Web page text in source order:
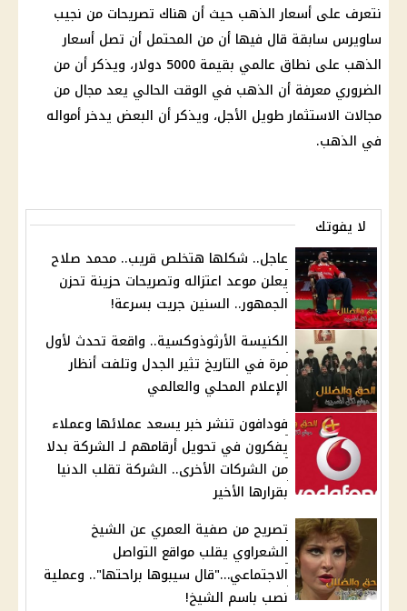
نتعرف على أسعار الذهب حيث أن هناك تصريحات من نجيب
ساويرس سابقة قال فيها أن من المحتمل أن تصل أسعار
الذهب على نطاق عالمي بقيمة 5000 دولار، ويذكر أن من
الضروري معرفة أن الذهب في الوقت الحالي يعد مجال من
مجالات الاستثمارطويل الأجل، ويذكر أن البعض يدخر أمواله
في الذهب.
لا يفوتك
عاجل.. شكلها هتخلص قريب.. محمد صلاح
يعلن موعد اعتزاله وتصريحات حزينة تحزن
الجمهور.. السنين جريت بسرعة!
الكنيسة الأرثوذوكسية.. واقعة تحدث لأول
مرة في التاريخ تثير الجدل وتلفت أنظار
الإعلام المحلي والعالمي
فودافون تنشر خبر يسعد عملائها وعملاء
يفكرون في تحويل أرقامهم لـ الشركة بدلا
من الشركات الأخرى.. الشركة تقلب الدنيا
بقرارها الأخير
تصريح من صفية العمري عن الشيخ
الشعراوي يقلب مواقع التواصل
الاجتماعي…"قال سيبوها براحتها".. وعملية
نصب باسم الشيخ!